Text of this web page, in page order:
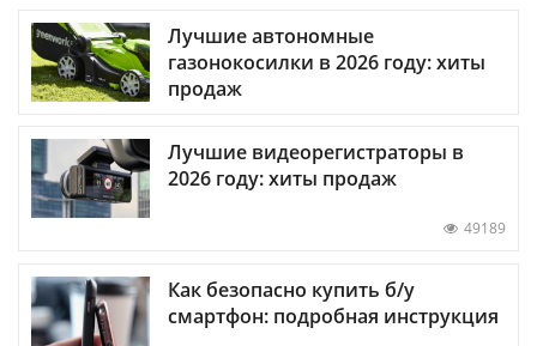
Лучшие автономные
газонокосилки в 2026 году: хиты
продаж
Лучшие видеорегистраторы в
2026 году: хиты продаж
49189
Как безопасно купить б/у
смартфон: подробная инструкция